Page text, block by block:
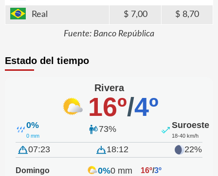
Real 7,00 8,70
Fuente: Banco República
Estado del tiempo
Rivera
16º/4º
0%
0 mm
73% Suroeste
18-40 km/h
07:23 18:12 22%
Domingo 0%0 mm 16º/3º